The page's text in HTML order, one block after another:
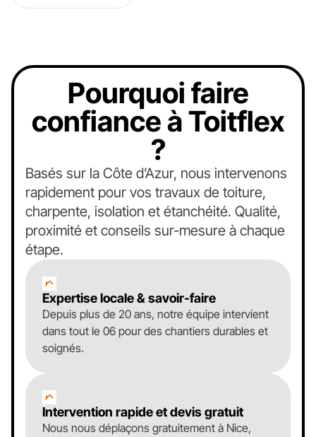
Pourquoi faire
confiance à Toitflex
?
Basés sur la Côte d’Azur, nous intervenons
rapidement pour vos travaux de toiture,
charpente, isolation et étanchéité. Qualité,
proximité et conseils sur-mesure à chaque
étape.
Expertise locale & savoir-faire
Depuis plus de 20 ans, notre équipe intervient
dans tout le 06 pour des chantiers durables et
soignés.
Intervention rapide et devis gratuit
Nous nous déplaçons gratuitement à Nice,